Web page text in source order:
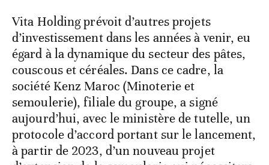
Vita Holding prévoit d’autres projets
d’investissement dans les années à venir, eu
égard à la dynamique du secteur des pâtes,
couscous et céréales. Dans ce cadre, la
société Kenz Maroc (Minoterie et
semoulerie), filiale du groupe, a signé
aujourd’hui, avec le ministère de tutelle, un
protocole d’accord portant sur le lancement,
à partir de 2023, d’un nouveau projet